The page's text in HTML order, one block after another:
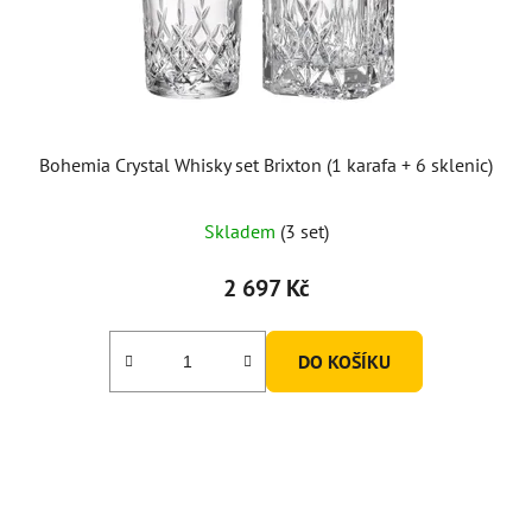
Bohemia Crystal Whisky set Brixton (1 karafa + 6 sklenic)
Skladem (3 set)
2 697 Kč
DO KOŠÍKU